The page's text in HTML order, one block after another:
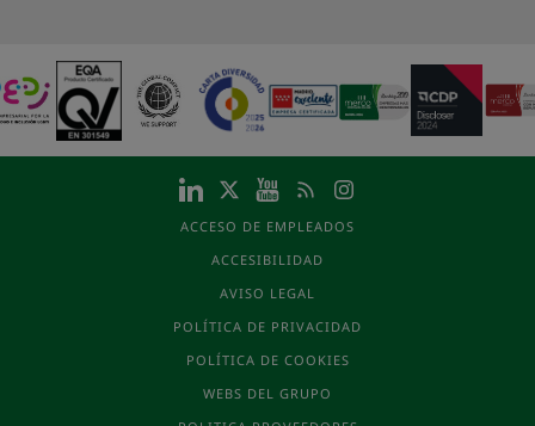
ACCESO DE EMPLEADOS
ACCESIBILIDAD
AVISO LEGAL
POLÍTICA DE PRIVACIDAD
POLÍTICA DE COOKIES
WEBS DEL GRUPO